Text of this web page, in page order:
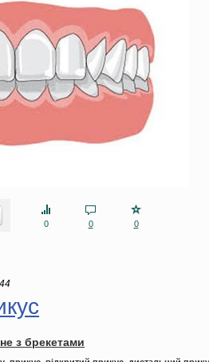
0
0 0
з брекетами